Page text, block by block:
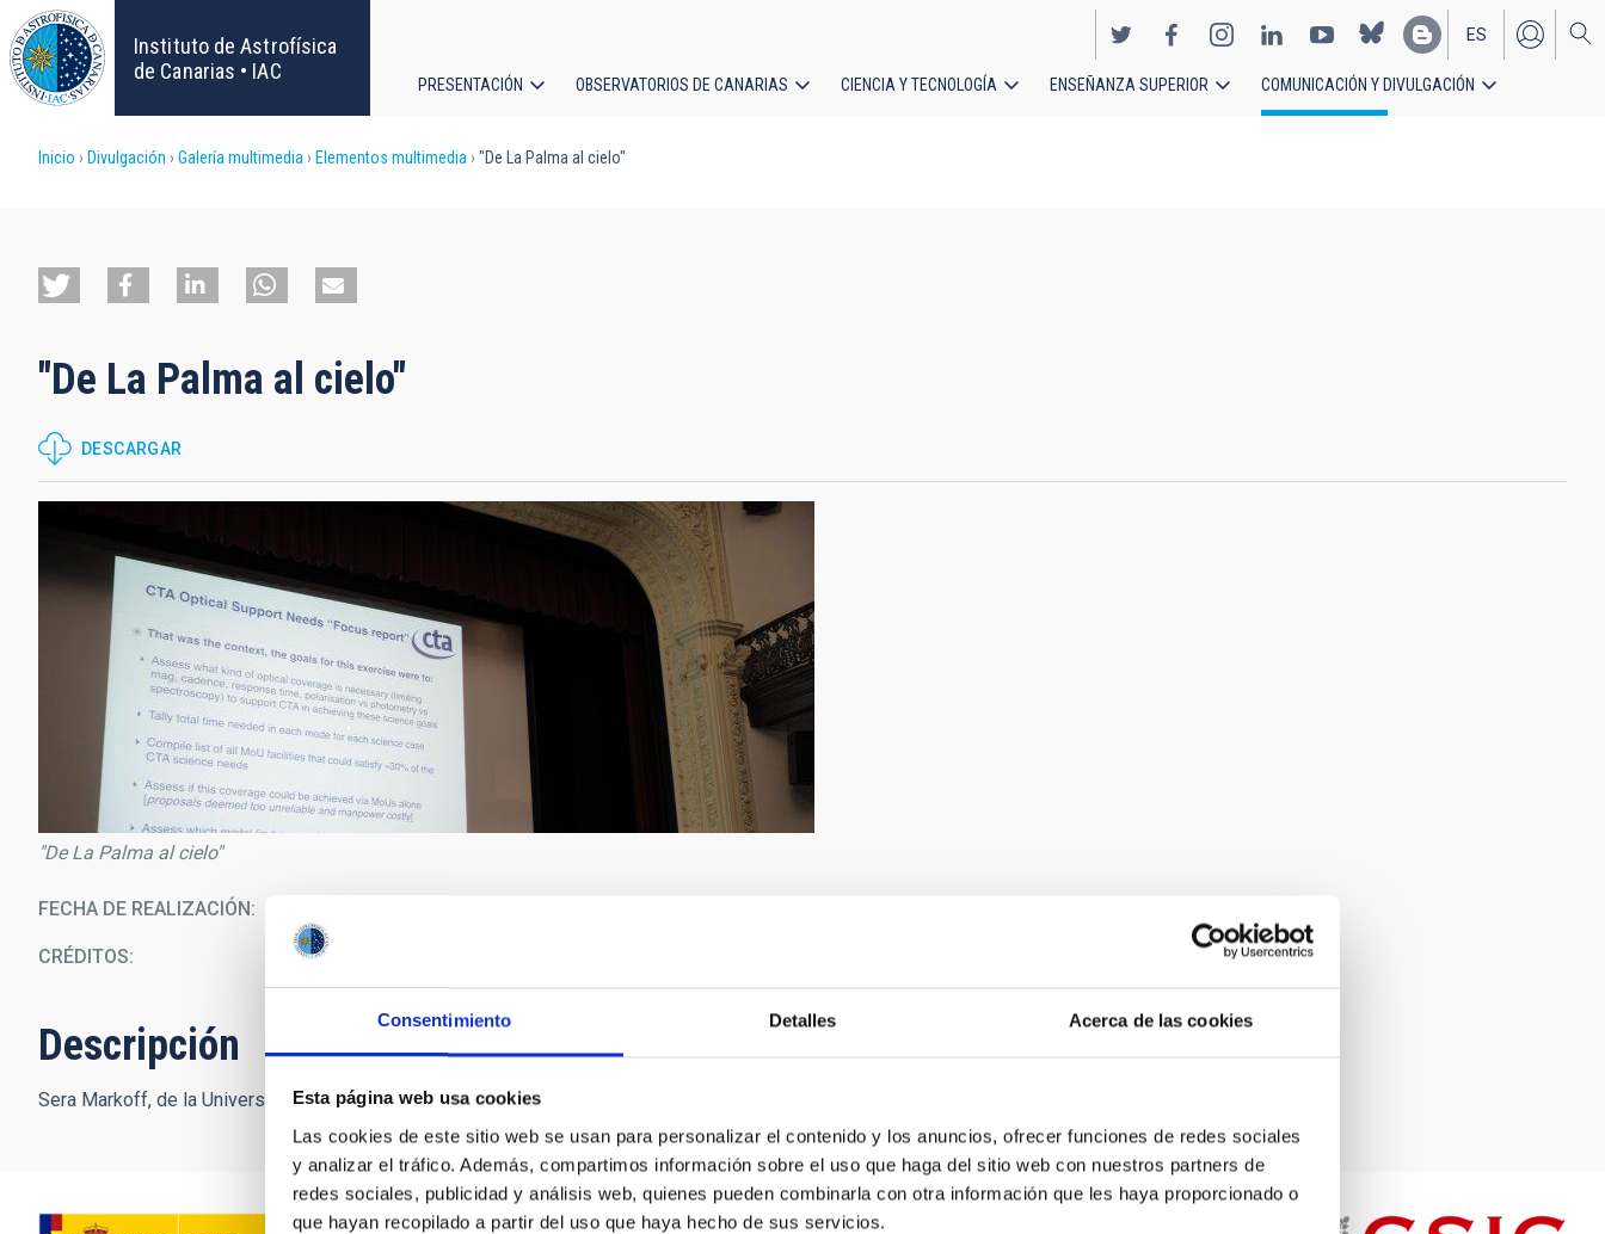
Consentimiento Detalles Acerca de las cookies
Esta página web usa cookies
Las cookies de este sitio web se usan para personalizar el contenido y los anuncios, ofrecer funciones de redes sociales
y analizar el tráfico. Además, compartimos información sobre el uso que haga del sitio web con nuestros partners de
redes sociales, publicidad y análisis web, quienes pueden combinarla con otra información que les haya proporcionado o
que hayan recopilado a partir del uso que haya hecho de sus servicios.
Pasar
al
contenido
principal
Instituto de Astrofísica
de Canarias • IAC
EN
ES
PRESENTACIÓN OBSERVATORIOS DE CANARIAS CIENCIA Y TECNOLOGÍA ENSEÑANZA SUPERIOR COMUNICACIÓN Y DIVULGACIÓN
Sobrescribir
de
a
la
navegación
Inicio Divulgación Galería multimedia Elementos multimedia "De La Palma al cielo"
"De La Palma al cielo"
DESCARGAR
"De La Palma al cielo"
FECHA DE REALIZACIÓN
CRÉDITOS
Descripción
Sera Markoff, de la Universidad de Amsterdam (Países Bajos). Crédito: Elena Mora (IAC).